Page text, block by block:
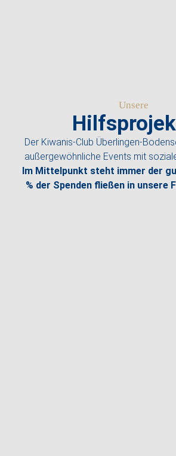
Unsere
Der Kiwanis-Club Überlingen-
außergewöhnliche Events mit
Im Mittelpunkt steht immer der
% der Spenden fließen in unsere